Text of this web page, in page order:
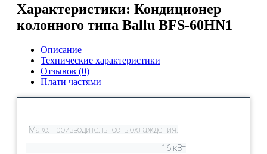
Характеристики: Кондиционер
колонного типа Ballu BFS-60HN1
Описание
Технические характеристики
Отзывов (0)
Плати частями
Макс. производительность охлаждения:
16 кВт